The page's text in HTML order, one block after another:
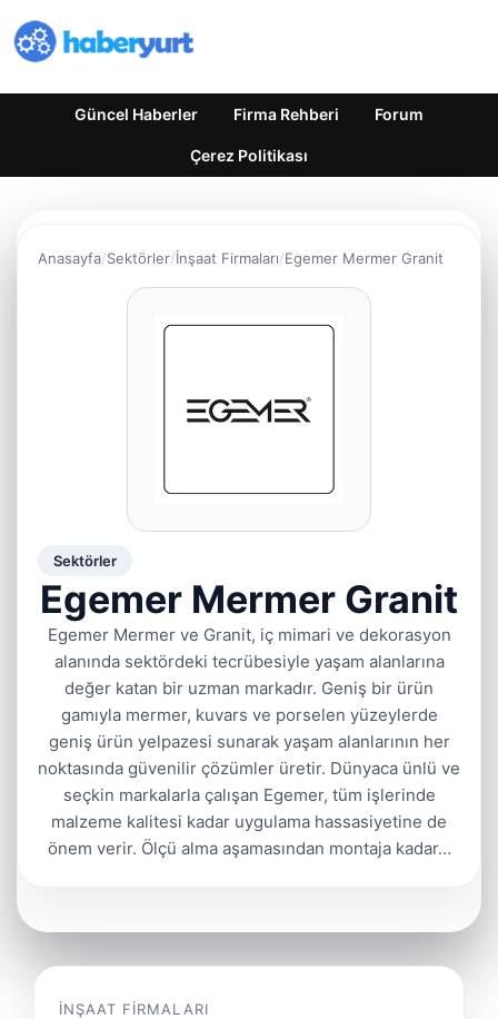
Güncel Haberler Firma Rehberi Forum
Çerez Politikası
Anasayfa Sektörler İnşaat Firmaları Egemer Mermer Granit
Sektörler
Egemer Mermer Granit
Egemer Mermer ve Granit, iç mimari ve dekorasyon
alanında sektördeki tecrübesiyle yaşam alanlarına
değer katan bir uzman markadır. Geniş bir ürün
gamıyla mermer, kuvars ve porselen yüzeylerde
geniş ürün yelpazesi sunarak yaşam alanlarının her
noktasında güvenilir çözümler üretir. Dünyaca ünlü ve
seçkin markalarla çalışan Egemer, tüm işlerinde
malzeme kalitesi kadar uygulama hassasiyetine de
önem verir. Ölçü alma aşamasından montaja kadar…
İNŞAAT FIRMALARI